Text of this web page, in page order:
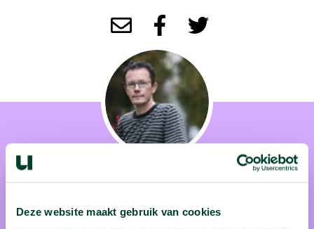
Deze website maakt gebruik van cookies